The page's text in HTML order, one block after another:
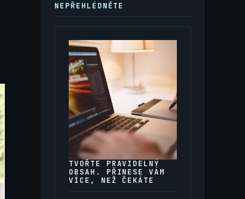
NEPŘEHLÉDNĚTE
TVOŘTE PRAVIDELNÝ
OBSAH. PŘINESE VÁM
VÍCE, NEŽ ČEKÁTE